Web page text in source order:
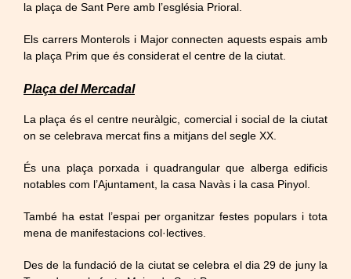
la plaça de Sant Pere amb l’església Prioral.
Els carrers Monterols i Major connecten aquests espais amb
la plaça Prim que és considerat el centre de la ciutat.
Plaça del Mercadal
La plaça és el centre neuràlgic, comercial i social de la ciutat
on se celebrava mercat fins a mitjans del segle XX.
És una plaça porxada i quadrangular que alberga edificis
notables com l’Ajuntament, la casa Navàs i la casa Pinyol.
També ha estat l’espai per organitzar festes populars i tota
mena de manifestacions col·lectives.
Des de la fundació de la ciutat se celebra el dia 29 de juny la